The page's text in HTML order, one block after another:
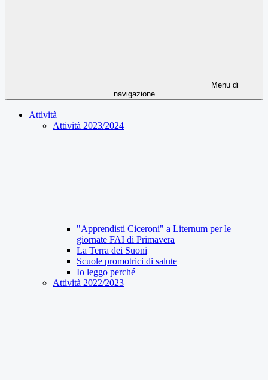
Menu di
navigazione
Attività
Attività 2023/2024
"Apprendisti Ciceroni" a Liternum per le
giornate FAI di Primavera
La Terra dei Suoni
Scuole promotrici di salute
Io leggo perché
Attività 2022/2023